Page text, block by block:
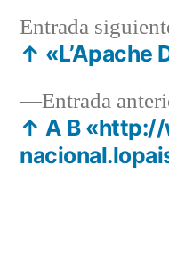
de
entradas
Entrada
↑ A B
Entrada
↑ «L’Apache